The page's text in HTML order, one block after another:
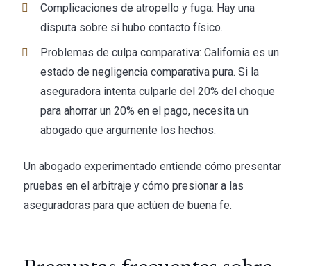
Complicaciones de atropello y fuga: Hay una
disputa sobre si hubo contacto físico.
Problemas de culpa comparativa: California es un
estado de negligencia comparativa pura. Si la
aseguradora intenta culparle del 20% del choque
para ahorrar un 20% en el pago, necesita un
abogado que argumente los hechos.
Un abogado experimentado entiende cómo presentar
pruebas en el arbitraje y cómo presionar a las
aseguradoras para que actúen de buena fe.